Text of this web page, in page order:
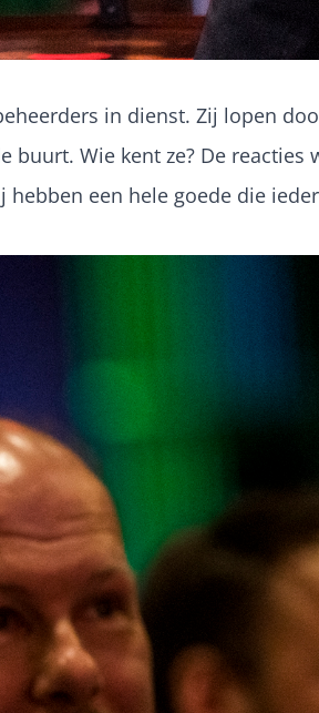
in dienst. Zij lopen
Wie kent ze? De reacties
een hele goede die